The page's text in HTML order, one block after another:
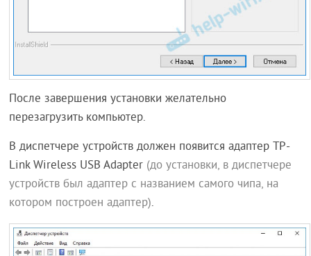
После завершения установки желательно
перезагрузить компьютер.
В диспетчере устройств должен появится адаптер TP-
Link Wireless USB Adapter (до установки, в диспетчере
устройств был адаптер с названием самого чипа, на
котором построен адаптер).